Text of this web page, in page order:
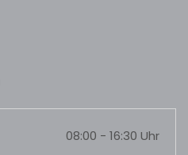
08:00 - 16:30 Uhr